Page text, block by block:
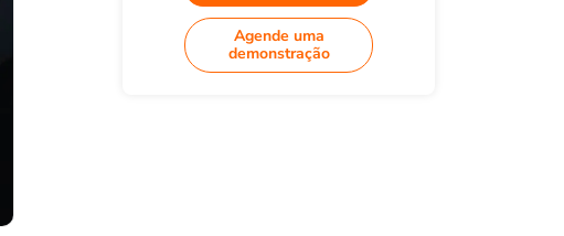
Agende uma
demonstração